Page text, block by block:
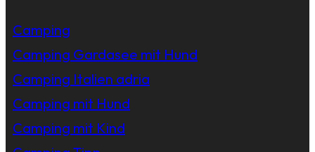
Camping
Camping Gardasee mit Hund
Camping Italien adria
Camping mit Hund
Camping mit Kind